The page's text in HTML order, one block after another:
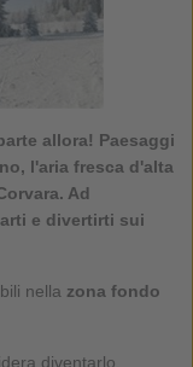
allora! Paesaggi
l'aria fresca d'alta
Ad
e divertirti sui
nella zona fondo
diventarlo,